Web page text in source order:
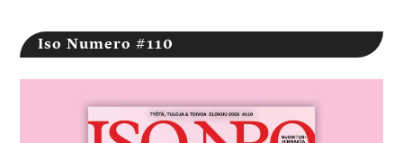
Iso Numero #110